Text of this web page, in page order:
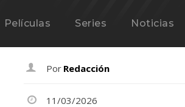
Películas Series Noticias
Por Redacción
11/03/2026